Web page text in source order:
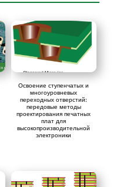
Освоение ступенчатых и
многоуровневых
переходных отверстий:
передовые методы
проектирования печатных
плат для
высокопроизводительной
электроники